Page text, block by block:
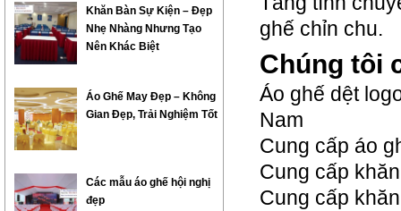
ghế chỉn chu.
Chúng tôi
Áo ghế dệt
Nam
Cung cấp áo
Cung cấp
Cung cấp
Khăn Bàn Sự Kiện – Đẹp
Nhẹ Nhàng Nhưng Tạo
Nên Khác Biệt
Áo Ghế May Đẹp – Không
Gian Đẹp, Trải Nghiệm Tốt
Các mẫu áo ghế hội nghị
đẹp